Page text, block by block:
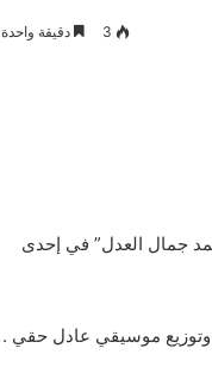
3 دقيقة واحدة
جمال العدل” في إحدى